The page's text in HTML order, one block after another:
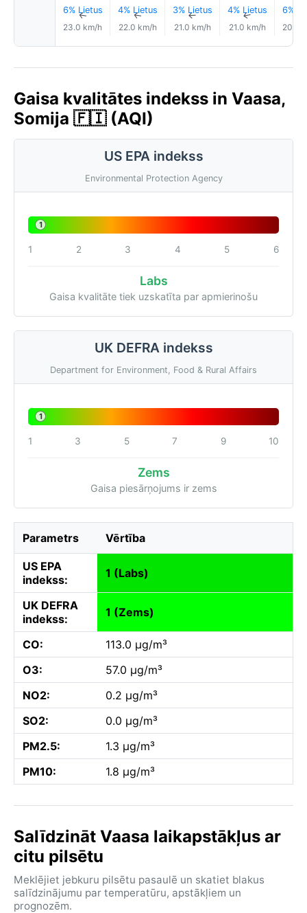
6% Lietus
↑
23.0 km/h
4% Lietus
↑
22.0 km/h
3% Lietus
↑
21.0 km/h
4% Lietus
↑
21.0 km/h
6%
20.0
Gaisa kvalitātes indekss in Vaasa,
Somija 🇫🇮 (AQI)
US EPA indekss
Environmental Protection Agency
1
1 2 3 4 5 6
Labs
Gaisa kvalitāte tiek uzskatīta par apmierinošu
UK DEFRA indekss
Department for Environment, Food & Rural Affairs
1
1 3 5 7 9 10
Zems
Gaisa piesārņojums ir zems
Parametrs Vērtība
US EPA
indekss:
1 (Labs)
UK DEFRA
indekss:
1 (Zems)
CO:
113.0 µg/m³
O3:
57.0 µg/m³
NO2:
0.2 µg/m³
SO2:
0.0 µg/m³
PM2.5:
1.3 µg/m³
PM10:
1.8 µg/m³
Salīdzināt Vaasa laikapstākļus ar
citu pilsētu
Meklējiet jebkuru pilsētu pasaulē un skatiet blakus
salīdzinājumu par temperatūru, apstākļiem un
prognozēm.